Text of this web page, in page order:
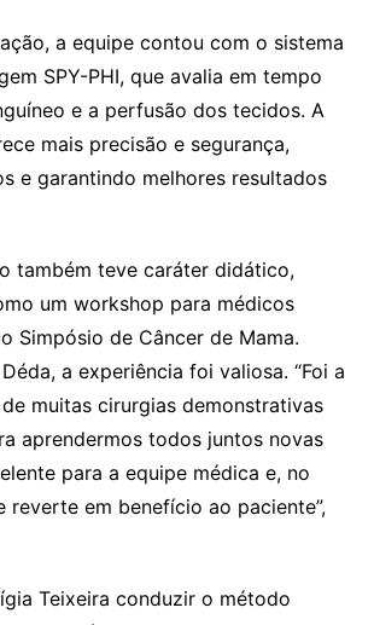
a equipe contou com o sistema
SPY-PHI, que avalia em tempo
e a perfusão dos tecidos. A
mais precisão e segurança,
e garantindo melhores resultados
também teve caráter didático,
um workshop para médicos
Simpósio de Câncer de Mama.
a experiência foi valiosa. “Foi a
muitas cirurgias demonstrativas
aprendermos todos juntos novas
para a equipe médica e, no
reverte em benefício ao paciente”,
Teixeira conduzir o método